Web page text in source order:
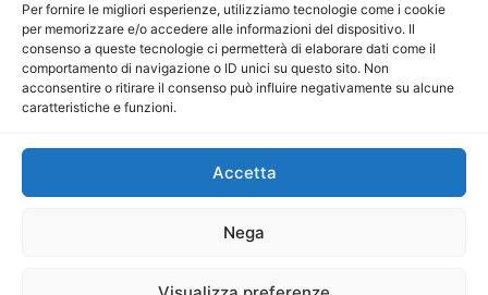
Per fornire le migliori esperienze, utilizziamo tecnologie come i cookie
per memorizzare e/o accedere alle informazioni del dispositivo. Il
consenso a queste tecnologie ci permetterà di elaborare dati come il
comportamento di navigazione o ID unici su questo sito. Non
acconsentire o ritirare il consenso può influire negativamente su alcune
caratteristiche e funzioni.
Accetta
Nega
Direttore Editoriale: Maurizio Scaglione
Direttore Responsabile: Maria Calabrese
P.IVA: 06334930820
Mercurio Comunicazione Società Cooperativa a r.l. è
iscritta al Registro degli Operatori di Comunicazione al